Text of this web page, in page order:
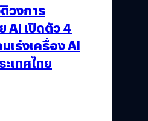
วงการ
AI เปิดตัว 4
เร่งเครื่อง AI
เทศไทย